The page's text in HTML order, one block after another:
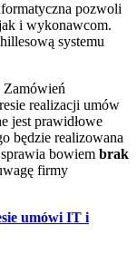
pozwoli
i wykonawcom.
systemu
realizacji umów
jest prawidłowe
będzie realizowana
bowiem brak
firmy
umówi IT i